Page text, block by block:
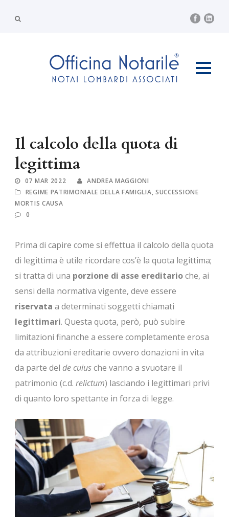
Il calcolo della quota di
legittima
07 MAR 2022
ANDREA MAGGIONI
REGIME PATRIMONIALE DELLA FAMIGLIA, SUCCESSIONE
MORTIS CAUSA
0
Prima di capire come si effettua il calcolo della quota
di legittima è utile ricordare cos’è la quota legittima;
si tratta di una porzione di asse ereditarioche, ai
sensi della normativa vigente, deve essere
riservata a determinati soggetti chiamati
legittimari. Questa quota, però, può subire
limitazioni finanche a essere completamente erosa
da attribuzioni ereditarie ovvero donazioni in vita
da parte del de cuiusche vanno a svuotare il
patrimonio (c.d. relictum) lasciando i legittimari privi
di quanto loro spettante in forza di legge.